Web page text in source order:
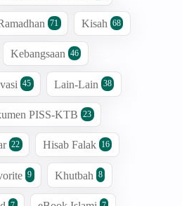
71 Kisah 68
Kebangsaan 46
45 Lain-Lain 38
PISS-KTB 23
22 Hisab Falak 16
9 Khutbah 8